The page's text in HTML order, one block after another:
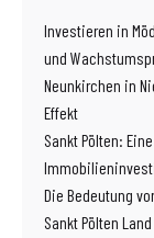
Investieren in
und
Neunkirchen in
Effekt
Sankt Pölten:
Die Bedeutung
Sankt Pölten Land